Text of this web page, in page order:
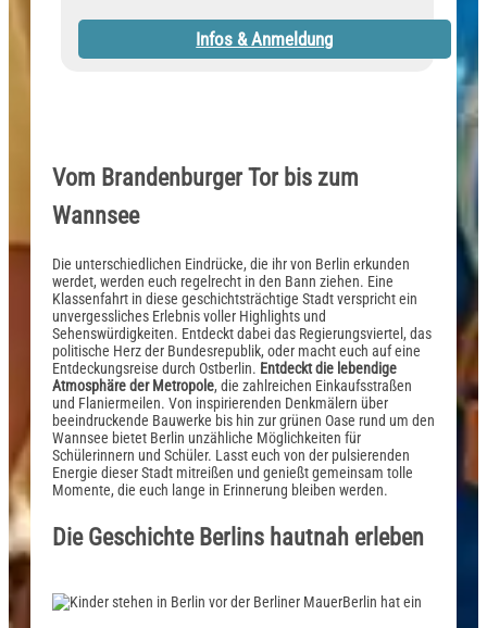
Infos & Anmeldung
Vom Brandenburger Tor bis zum
Wannsee
Die unterschiedlichen Eindrücke, die ihr von Berlin erkunden
werdet, werden euch regelrecht in den Bann ziehen. Eine
Klassenfahrt in diese geschichtsträchtige Stadt verspricht ein
unvergessliches Erlebnis voller Highlights und
Sehenswürdigkeiten. Entdeckt dabei das Regierungsviertel, das
politische Herz der Bundesrepublik, oder macht euch auf eine
Entdeckungsreise durch Ostberlin. Entdeckt die lebendige
Atmosphäre der Metropole, die zahlreichen Einkaufsstraßen
und Flaniermeilen. Von inspirierenden Denkmälern über
beeindruckende Bauwerke bis hin zur grünen Oase rund um den
Wannsee bietet Berlin unzähliche Möglichkeiten für
Schülerinnern und Schüler. Lasst euch von der pulsierenden
Energie dieser Stadt mitreißen und genießt gemeinsam tolle
Momente, die euch lange in Erinnerung bleiben werden.
Die Geschichte Berlins hautnah erleben
Berlin hat ein